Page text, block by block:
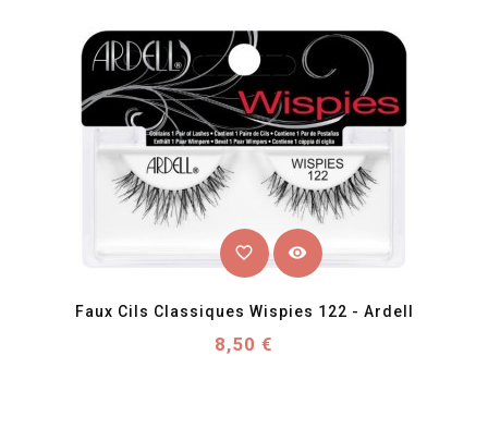
favorite_border visibility
Faux Cils Classiques Wispies 122 - Ardell
Prix
8,50 €